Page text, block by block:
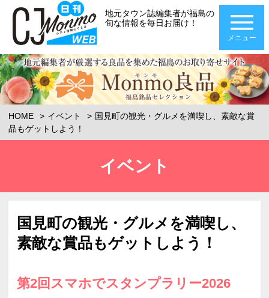
地元タウン誌編集者が福島の
旬な情報を毎日お届け！
メニュー
HOME イベント
国見町の観光・グルメを満喫し、素敵な賞
品もゲットしよう！
イベント
国見町の観光・グルメを満喫し、
素敵な賞品もゲットしよう！
第2回スマホでスタンプラリー2026